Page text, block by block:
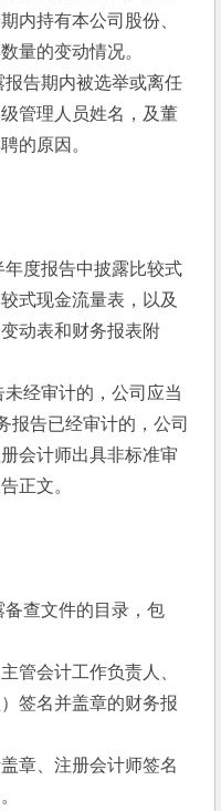
内持有本公司股份、
量的变动情况。
期内被选举或离任
管理人员姓名，及董
的原因。
报告中披露比较式
式现金流量表，以及
动表和财务报表附
审计的，公司应当
报告已经审计的，公司
会计师出具非标准审
正文。
文件的目录，包
会计工作负责人、
签名并盖章的财务报
、注册会计师签名